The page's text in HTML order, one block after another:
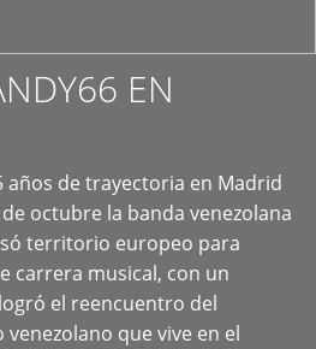
EN
años de trayectoria en Madrid
de octubre la banda venezolana
territorio europeo para
carrera musical, con un
el reencuentro del
que vive en el
+